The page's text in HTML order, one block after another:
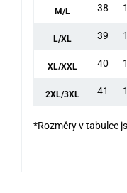
M/L 38
L/XL 39
XL/XXL 40
2XL/3XL 41
*Rozměry v tabulce